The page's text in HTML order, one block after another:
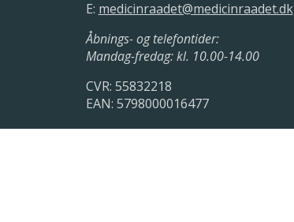
E: medicinraadet@medicinraadet.dk
Åbnings- og telefontider:
Mandag-fredag: kl. 10.00-14.00
CVR: 55832218
EAN: 5798000016477
LinkedIn